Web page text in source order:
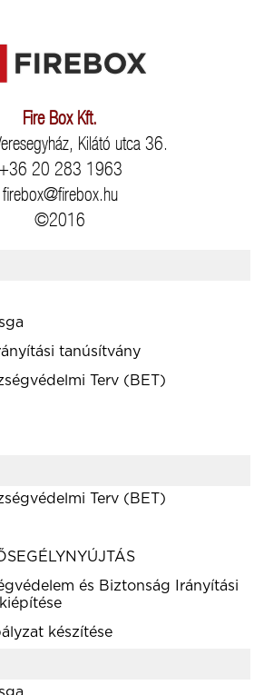
Fire Box Kft.
Kilátó utca 36.
20 283 1963
firebox@firebox.hu
©2016
tanúsítvány
Terv (BET)
Terv (BET)
és Biztonság Irányítási
készítése